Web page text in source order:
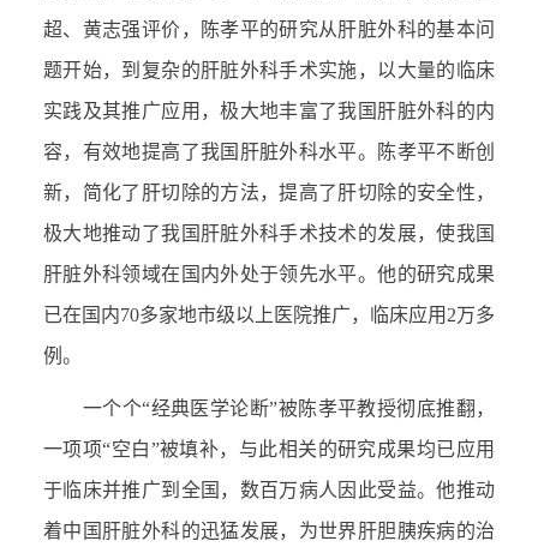
超、黄志强评价，陈孝平的研究从肝脏外科的基本问
题开始，到复杂的肝脏外科手术实施，以大量的临床
实践及其推广应用，极大地丰富了我国肝脏外科的内
容，有效地提高了我国肝脏外科水平。陈孝平不断创
新，简化了肝切除的方法，提高了肝切除的安全性，
极大地推动了我国肝脏外科手术技术的发展，使我国
肝脏外科领域在国内外处于领先水平。他的研究成果
已在国内70多家地市级以上医院推广，临床应用2万多
例。
一个个“经典医学论断”被陈孝平教授彻底推翻，
一项项“空白”被填补，与此相关的研究成果均已应用
于临床并推广到全国，数百万病人因此受益。他推动
着中国肝脏外科的迅猛发展，为世界肝胆胰疾病的治